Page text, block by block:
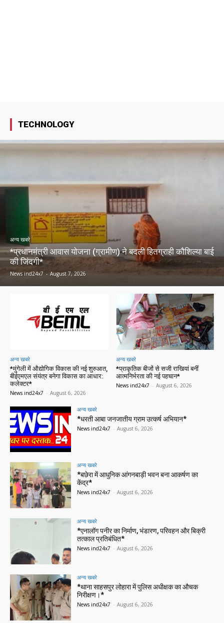
TECHNOLOGY
अन्य खबरे
*प्रधानमंत्री आवास योजना (ग्रामीण) ने बदली हितग्राही कौशिल्या बाई
की जिंदगी*
News ind24x7 - August 7, 2026
अन्य खबरे
*मुंगेली में औद्योगिक विकास की नई शुरुआत,
बीईएमएल संयंत्र बनेगा विकास का आधार:
कलेक्टर*
News ind24x7 - August 6, 2026
अन्य खबरे
*प्राकृतिक बीजों से सजी राखियां बनीं
आत्मनिर्भरता की नई पहचान*
News ind24x7 - August 6, 2026
अन्य खबरे
*धरती आबा जनजातीय ग्राम उत्कर्ष अभियान*
News ind24x7 - August 6, 2026
अन्य खबरे
*बछेरा में आधुनिक आंगनबाड़ी भवन बना आकर्षण का
केंद्र*
News ind24x7 - August 6, 2026
अन्य खबरे
*एनालॉग पनीर का निर्माण, भंडारण, परिवहन और बिक्री
तत्काल प्रतिबंधित*
News ind24x7 - August 6, 2026
अन्य खबरे
*थाना साहसपुर लोहारा में पुलिस अधीक्षक का औचक
निरीक्षण।*
News ind24x7 - August 6, 2026